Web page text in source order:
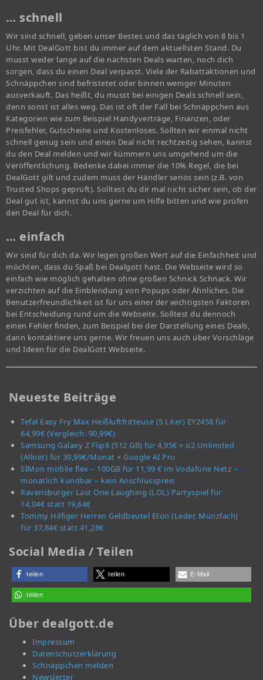
… schnell
Wir sind schnell, geben unser Bestes und das täglich von 8 bis 1
Uhr. Mit DealGott bist du immer auf dem aktuellsten Stand. Du
musst weder lange auf die nächsten Deals warten, noch dich
sorgen, dass du einen Deal verpasst. Viele der Rabattaktionen und
Schnäppchen sind befristetet oder binnen weniger Minuten
ausverkauft. Das heißt, du musst bei einigen Deals schnell sein,
denn sonst ist alles weg. Das ist oft der Fall bei Schnäppchen aus
Kategorien wie zum Beispiel Handyverträge, Finanzen, oder
Preisfehler, Gutscheine und Kostenloses. Sollten wir einmal nicht
schnell genug sein und einen Deal nicht rechtzeitig sehen, kannst
du den Deal melden und wir kümmern uns umgehend um die
Veröffentlichung. Bedenke dabei immer die 10% Regel, die bei
DealGott gilt und zudem muss der Händler seriös sein (z.B. von
Trusted Shops geprüft). Solltest du dir mal nicht sicher sein, ob der
Deal gut ist, kannst du uns gerne um Hilfe bitten und wie prüfen
den Deal für dich.
… einfach
Wir sind für dich da. Wir legen großen Wert auf die Einfachheit und
möchten, dass du Spaß bei Dealgott hast. Die Webseite wird so
einfach wie möglich gehalten ohne großen Schnick Schnack. Wir
verzichten auf die Einblendung von Popups oder Ähnliches. Die
Benutzerfreundlichkeit ist für uns einer der wichtigsten Faktoren
bei Entscheidung rund um die Webseite. Solltest du dennoch
einen Fehler finden, zum Beispiel bei der Darstellung eines Deals,
dann kontaktiere uns gerne. Wir freuen uns auch über Vorschläge
und Ideen für die DealGott Webseite.
Neueste Beiträge
Tefal Easy Fry Max Heißluftfritteuse (5 Liter) EY2458 für
64,99€ (Vergleich: 90,99€)
Samsung Galaxy Z Flip8 (512 GB) für 4,95€ + o2 Unlimited
(Allnet) für 39,99€/Monat + Google AI Pro
SIMon mobile flex – 100GB für 11,99 € im Vodafone Netz –
monatlich kündbar – kein Anschlusspreis
Ravensburger Last One Laughing (LOL) Partyspiel für
14,04€ statt 19,64€
Tommy Hilfiger Herren Geldbeutel Eton (Leder, Münzfach)
für 37,84€ statt 41,28€
Social Media / Teilen
teilen teilen E-Mail
teilen
Über dealgott.de
Impressum
Datenschutzerklärung
Schnäppchen melden
Newsletter